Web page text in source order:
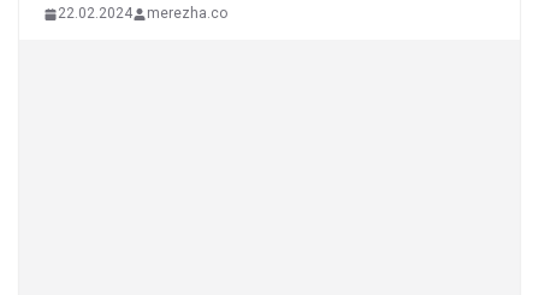
22.02.2024 merezha.co